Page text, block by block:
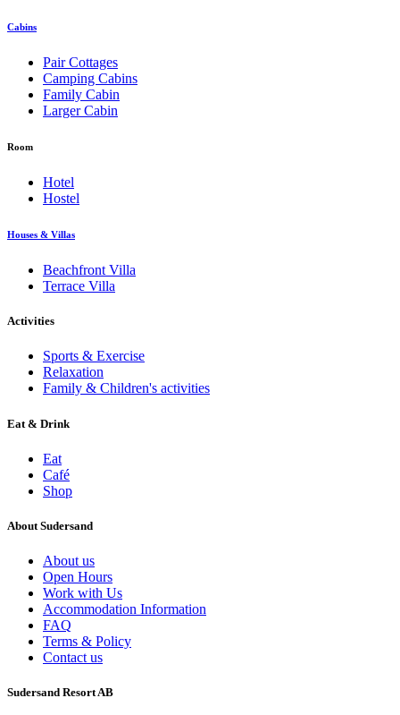
Cabins
Pair Cottages
Camping Cabins
Family Cabin
Larger Cabin
Room
Hotel
Hostel
Houses & Villas
Beachfront Villa
Terrace Villa
Activities
Sports & Exercise
Relaxation
Family & Children's activities
Eat & Drink
Eat
Café
Shop
About Sudersand
About us
Open Hours
Work with Us
Accommodation Information
FAQ
Terms & Policy
Contact us
Sudersand Resort AB